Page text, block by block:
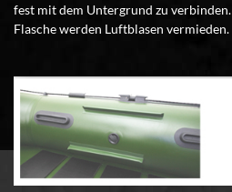
fest mit dem Untergrund zu
Flasche werden Luftblasen vermieden.